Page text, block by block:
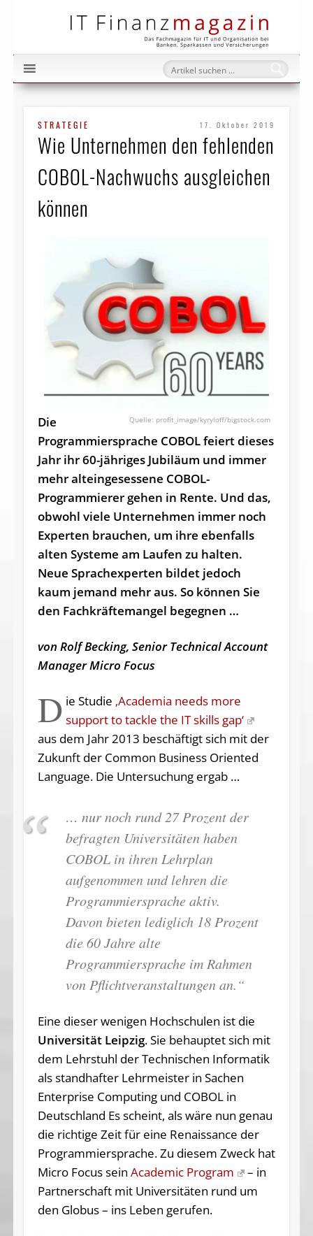
STRATEGIE 17. Oktober 2019
Wie Unternehmen den fehlenden
COBOL-Nachwuchs ausgleichen
können
profit_image/kyryloff/bigstock.com
Die
Programmiersprache COBOL feiert dieses
Jahr ihr 60-jähriges Jubiläum und immer
mehr alteingesessene COBOL-
Programmierer gehen in Rente. Und das,
obwohl viele Unternehmen immer noch
Experten brauchen, um ihre ebenfalls
alten Systeme am Laufen zu halten.
Neue Sprachexperten bildet jedoch
kaum jemand mehr aus. So können Sie
den Fachkräftemangel begegnen …
von Rolf Becking, Senior Technical Account
Manager Micro Focus
D ie Studie ‚Academia needs more
support to tackle the IT skills gap‘
aus dem Jahr 2013 beschäftigt sich mit der
Zukunft der Common Business Oriented
Language. Die Untersuchung ergab …
… nur noch rund 27 Prozent der
befragten Universitäten haben
COBOL in ihren Lehrplan
aufgenommen und lehren die
Programmiersprache aktiv.
Davon bieten lediglich 18 Prozent
die 60 Jahre alte
Programmiersprache im Rahmen
von Pflichtveranstaltungen an.“
Eine dieser wenigen Hochschulen ist die
Universität Leipzig. Sie behauptet sich mit
dem Lehrstuhl der Technischen Informatik
als standhafter Lehrmeister in Sachen
Enterprise Computing und COBOL in
Deutschland Es scheint, als wäre nun genau
die richtige Zeit für eine Renaissance der
Programmiersprache. Zu diesem Zweck hat
Micro Focus sein Academic Program
– in
Partnerschaft mit Universitäten rund um
den Globus – ins Leben gerufen.